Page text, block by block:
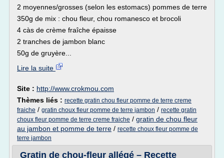
2 moyennes/grosses (selon les estomacs) pommes de terre
350g de mix : chou fleur, chou romanesco et brocoli
4 càs de crème fraîche épaisse
2 tranches de jambon blanc
50g de gruyère...
Lire la suite
Site : http://www.crokmou.com
Thèmes liés : recette gratin chou fleur pomme de terre creme
fraiche / gratin choux fleur pomme de terre jambon / recette gratin
choux fleur pomme de terre creme fraiche / gratin de chou fleur
au jambon et pomme de terre / recette choux fleur pomme de
terre jambon
Gratin de chou-fleur allégé – Recette